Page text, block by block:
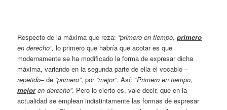
Respecto de la máxima que reza: “primero en tiempo,primero
en derecho”, lo primero que habría que acotar es que
modernamente se ha modificado la forma de expresar dicha
máxima, variando en la segunda parte de ella el vocablo –
repetido– de “primero”, por “mejor”. Así: “Primero en tiempo,
mejoren derecho”. Pero lo cierto es, vale decir, que en la
actualidad se emplean indistintamente las formas de expresar